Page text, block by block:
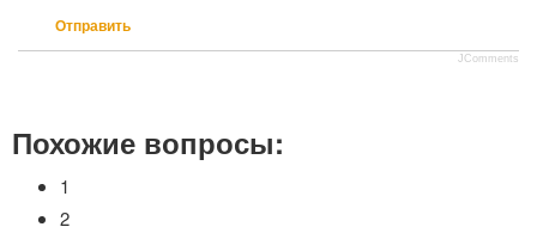
Отправить
JComments
Похожие вопросы:
1
2